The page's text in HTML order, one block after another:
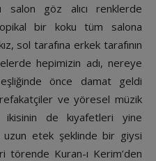
salon göz alıcı renklerde
bir koku tüm salona
sol tarafına erkek tarafının
hepimizin adı, nereye
eşliğinde önce damat geldi
ve yöresel müzik
de kıyafetleri yine
etek şeklinde bir giysi
törende Kuran-ı Kerim’den